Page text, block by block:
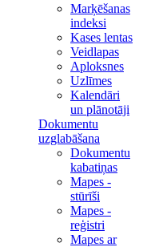
Marķēšanas
indeksi
Kases lentas
Veidlapas
Aploksnes
Uzlīmes
Kalendāri
un plānotāji
Dokumentu
uzglabāšana
Dokumentu
kabatiņas
Mapes -
stūrīši
Mapes -
reģistri
Mapes ar